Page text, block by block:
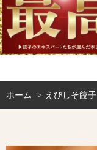
ホーム えびしそ餃子